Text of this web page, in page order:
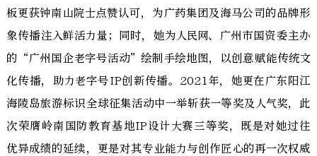
板更获钟南山院士点赞认可，为广药集团及海马公司的品牌形
象传播注入鲜活力量；同时，她为人民网、广州市国资委主办
的“广州国企老字号活动”绘制手绘地图，以创意赋能传统文
化传播，助力老字号IP创新传播。2021年，她更在广东阳江
海陵岛旅游标识全球征集活动中一举斩获一等奖及人气奖，此
次荣膺岭南国防教育基地IP设计大赛三等奖，既是对她过往
优异成绩的延续，更是对其专业能力与创作匠心的再一次权威